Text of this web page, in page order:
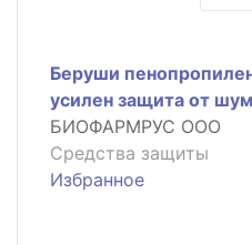
Беруши
усилен защита от
БИОФАРМРУС ООО
Средства защиты
Избранное